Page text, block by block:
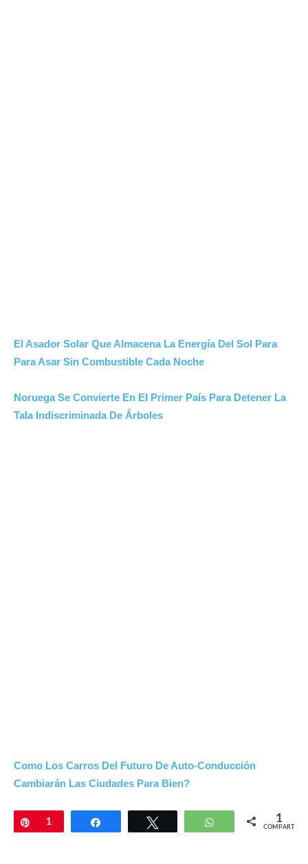
El Asador Solar Que Almacena La Energía Del Sol Para
Para Asar Sin Combustible Cada Noche
Noruega Se Convierte En El Primer País Para Detener La
Tala Indiscriminada De Árboles
Como Los Carros Del Futuro De Auto-Conducción
Cambiarán Las Ciudades Para Bien?
Pin
1 Compartir WhatsApp 1
COMPARTIR